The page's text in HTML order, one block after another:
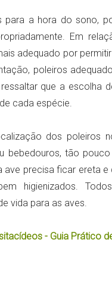
a hora do sono,
Em
adequado por
poleiros
que a escolha
cada espécie.
dos poleiros
tão
precisa ficar ereta
higienizados.
vida para as aves.
- Guia Prático